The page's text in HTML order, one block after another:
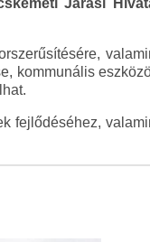
Járási
kommunális
fejlődéséhez,